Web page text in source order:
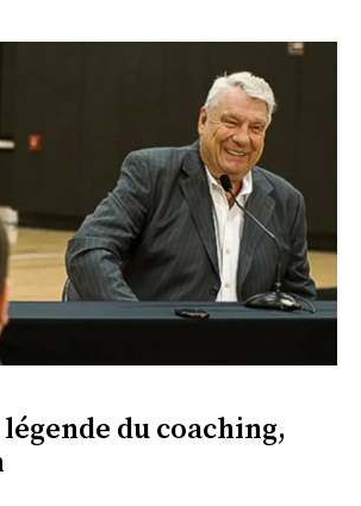
légende du coaching,